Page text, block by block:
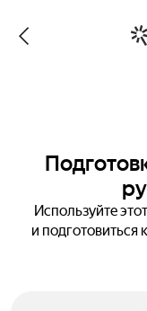
Используйте
и подготовиться